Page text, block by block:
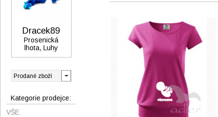
Dracek89
Prosenická
lhota, Luhy
Kategorie prodejce:
VŠE